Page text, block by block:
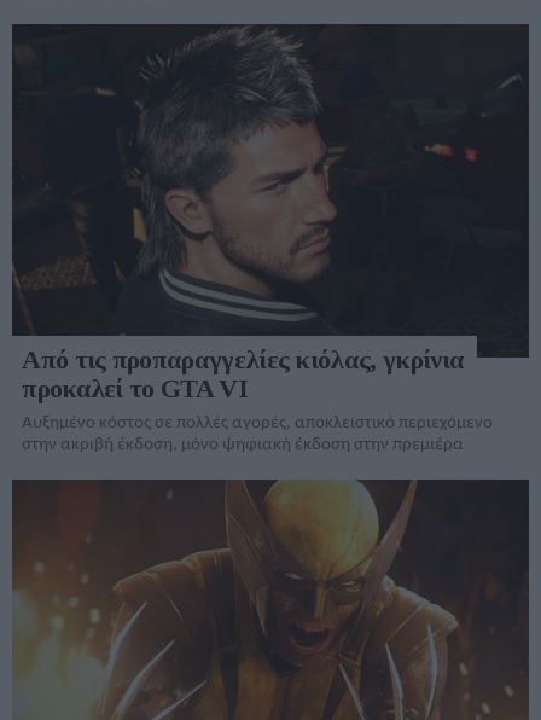
Από τις προπαραγγελίες κιόλας, γκρίνια
προκαλεί το GTA VI
Αυξημένο κόστος σε πολλές αγορές, αποκλειστικό περιεχόμενο
στην ακριβή έκδοση, μόνο ψηφιακή έκδοση στην πρεμιέρα